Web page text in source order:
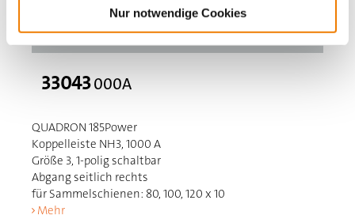
Nur notwendige Cookies
33043000A
QUADRON 185Power
Koppelleiste NH3, 1000 A
Größe 3, 1-polig schaltbar
Abgang seitlich rechts
für Sammelschienen: 80, 100, 120 x 10
Mehr